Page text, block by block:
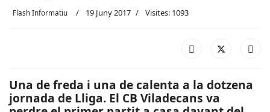
Flash Informatiu 19 Juny 2017 Visites: 1093
Una de freda i una de calenta a la dotzena
jornada de Lliga. El CB Viladecans va